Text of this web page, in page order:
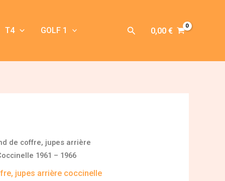
T4 GOLF 1 Rechercher
0,00 €
de coffre, jupes arrière
1961 – 1966
jupes arrière coccinelle